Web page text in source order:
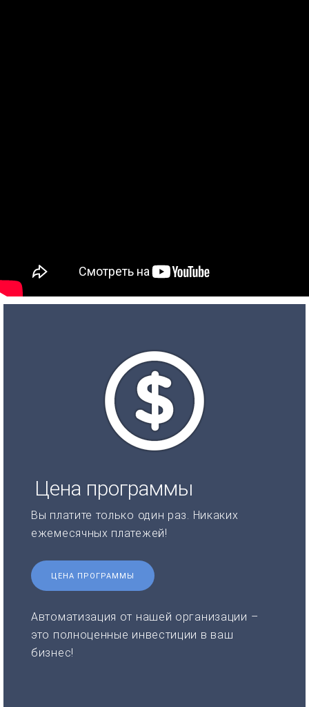
Цена программы
Вы платите только один раз. Никаких
ежемесячных платежей!
ЦЕНА ПРОГРАММЫ
Автоматизация от нашей организации –
это полноценные инвестиции в ваш
бизнес!